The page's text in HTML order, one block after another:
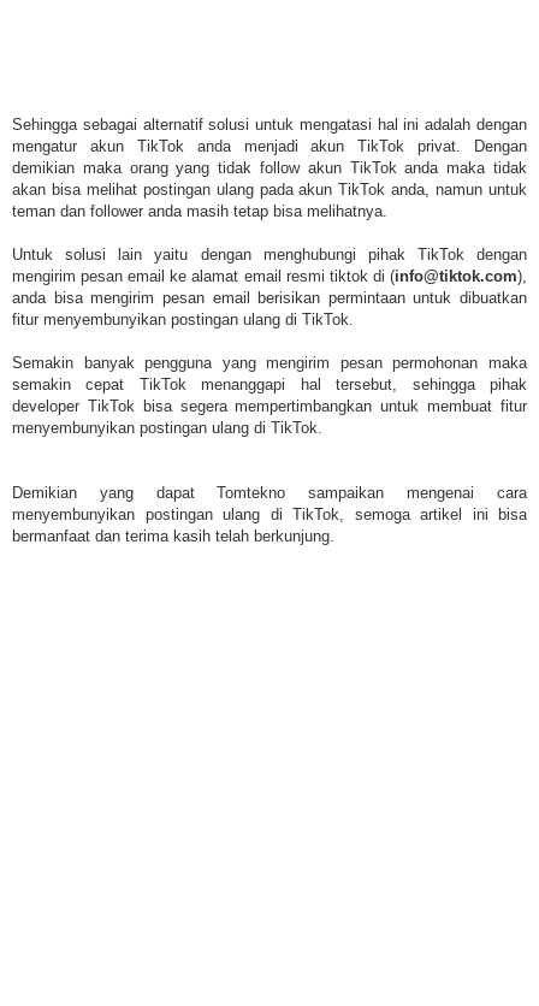
Sehingga sebagai alternatif solusi untuk mengatasi hal ini adalah dengan
mengatur akun TikTok anda menjadi akun TikTok privat. Dengan
demikian maka orang yang tidak follow akun TikTok anda maka tidak
akan bisa melihat postingan ulang pada akun TikTok anda, namun untuk
teman dan follower anda masih tetap bisa melihatnya.
Untuk solusi lain yaitu dengan menghubungi pihak TikTok dengan
mengirim pesan email ke alamat email resmi tiktok di (info@tiktok.com),
anda bisa mengirim pesan email berisikan permintaan untuk dibuatkan
fitur menyembunyikan postingan ulang di TikTok.
Semakin banyak pengguna yang mengirim pesan permohonan maka
semakin cepat TikTok menanggapi hal tersebut, sehingga pihak
developer TikTok bisa segera mempertimbangkan untuk membuat fitur
menyembunyikan postingan ulang di TikTok.
Demikian yang dapat Tomtekno sampaikan mengenai cara
menyembunyikan postingan ulang di TikTok, semoga artikel ini bisa
bermanfaat dan terima kasih telah berkunjung.